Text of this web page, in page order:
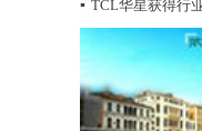
▪ TCL华星获得行